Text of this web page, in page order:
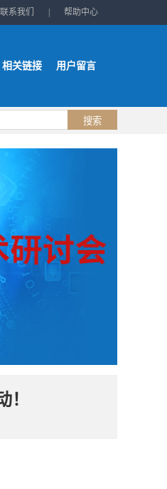
联系我们 帮助中心
相关链接 用户留言